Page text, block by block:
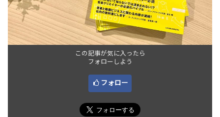
この記事が気に入ったら
フォローしよう
フォロー